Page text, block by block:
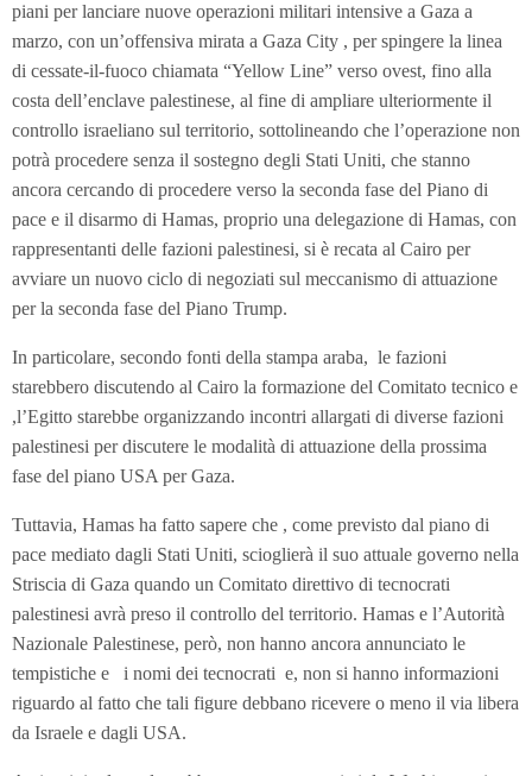
piani per lanciare nuove operazioni militari intensive a Gaza a
marzo, con un’offensiva mirata a Gaza City , per spingere la linea
di cessate-il-fuoco chiamata “Yellow Line” verso ovest, fino alla
costa dell’enclave palestinese, al fine di ampliare ulteriormente il
controllo israeliano sul territorio, sottolineando che l’operazione non
potrà procedere senza il sostegno degli Stati Uniti, che stanno
ancora cercando di procedere verso la seconda fase del Piano di
pace e il disarmo di Hamas, proprio una delegazione di Hamas, con
rappresentanti delle fazioni palestinesi, si è recata al Cairo per
avviare un nuovo ciclo di negoziati sul meccanismo di attuazione
per la seconda fase del Piano Trump.
In particolare, secondo fonti della stampa araba, le fazioni
starebbero discutendo al Cairo la formazione del Comitato tecnico e
,l’Egitto starebbe organizzando incontri allargati di diverse fazioni
palestinesi per discutere le modalità di attuazione della prossima
fase del piano USA per Gaza.
Tuttavia, Hamas ha fatto sapere che , come previsto dal piano di
pace mediato dagli Stati Uniti, scioglierà il suo attuale governo nella
Striscia di Gaza quando un Comitato direttivo di tecnocrati
palestinesi avrà preso il controllo del territorio. Hamas e l’Autorità
Nazionale Palestinese, però, non hanno ancora annunciato le
tempistiche e i nomi dei tecnocrati e, non si hanno informazioni
riguardo al fatto che tali figure debbano ricevere o meno il via libera
da Israele e dagli USA.